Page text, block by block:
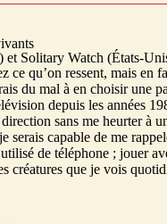
Solitary Watch (États-
ce qu’on ressent, mais en
du mal à en choisir une
depuis les années
sans me heurter à
serais capable de me
de téléphone ; jouer
créatures que je vois